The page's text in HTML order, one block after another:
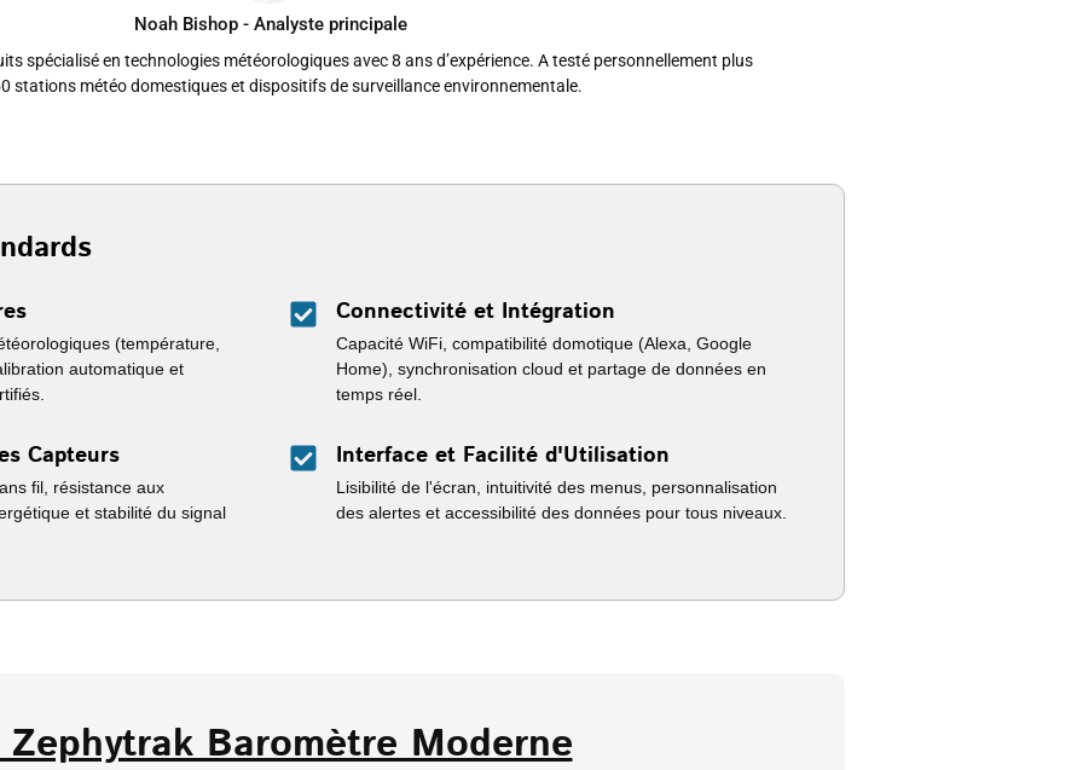
Noah Bishop - Analyste principale
spécialisé en technologies météorologiques avec 8 ans d’expérience. A testé personnellement plus
stations météo domestiques et dispositifs de surveillance environnementale.
(température,
automatique et
Connectivité et Intégration
Capacité WiFi, compatibilité domotique (Alexa, Google
Home), synchronisation cloud et partage de données en
temps réel.
Capteurs
fil, résistance aux
et stabilité du signal
Interface et Facilité d'Utilisation
Lisibilité de l'écran, intuitivité des menus, personnalisation
des alertes et accessibilité des données pour tous niveaux.
Zephytrak Baromètre Moderne